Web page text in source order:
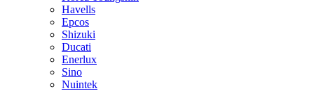
Havells
Epcos
Shizuki
Ducati
Enerlux
Sino
Nuintek